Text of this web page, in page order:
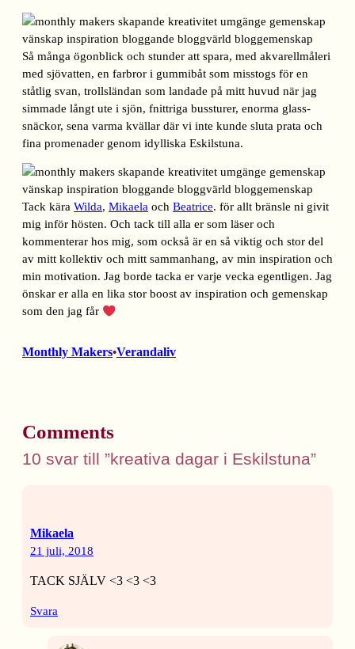
Så många ögonblick och stunder att spara, med akvarellmåleri
med sjövatten, en farbror i gummibåt som misstogs för en
ståtlig svan, trollsländan som landade på mitt huvud när jag
simmade långt ute i sjön, fnittriga bussturer, enorma glass-
snäckor, sena varma kvällar där vi inte kunde sluta prata och
fina promenader genom idylliska Eskilstuna.
Tack kära Wilda, Mikaela och Beatrice. för allt bränsle ni givit
mig inför hösten. Och tack till alla er som läser och
kommenterar hos mig, som också är en så viktig och stor del
av mitt kollektiv och mitt sammanhang, av min inspiration och
min motivation. Jag borde tacka er varje vecka egentligen. Jag
önskar er alla en lika stor boost av inspiration och gemenskap
som den jag får
Monthly Makers•Verandaliv
Comments
10 svar till ”kreativa dagar i Eskilstuna”
Mikaela
21 juli, 2018
TACK SJÄLV <3 <3 <3
Svara